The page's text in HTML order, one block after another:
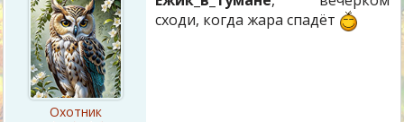
Охотник
сходи, когда жара спадёт